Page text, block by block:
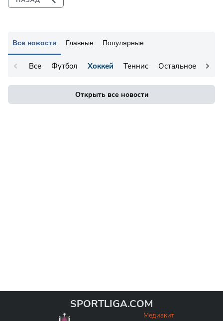
Все новости Главные Популярные
Все Футбол Хоккей Теннис Остальное
Открыть все новости
SPORTLIGA.COM
Медиакит